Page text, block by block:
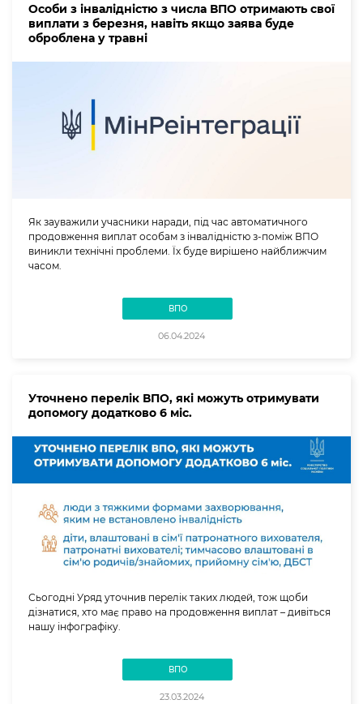
Особи з інвалідністю з числа ВПО отримають свої
виплати з березня, навіть якщо заява буде
оброблена у травні
Як зауважили учасники наради, під час автоматичного
продовження виплат особам з інвалідністю з-поміж ВПО
виникли технічні проблеми. Їх буде вирішено найближчим
часом.
ВПО
06.04.2024
Уточнено перелік ВПО, які можуть отримувати
допомогу додатково 6 міс.
Сьогодні Уряд уточнив перелік таких людей, тож щоби
дізнатися, хто має право на продовження виплат – дивіться
нашу інфографіку.
ВПО
23.03.2024